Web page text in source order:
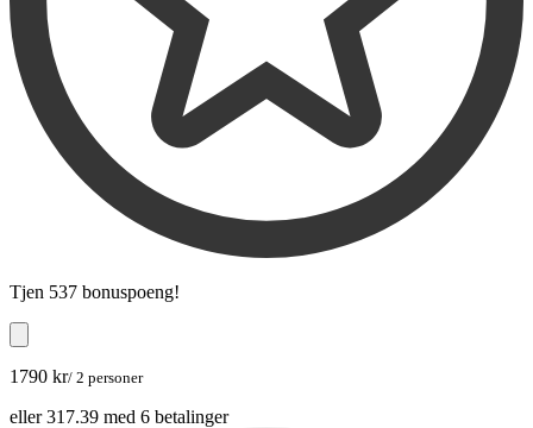
Tjen 537 bonuspoeng!
1790 kr/ 2 personer
eller 317.39 med 6 betalinger